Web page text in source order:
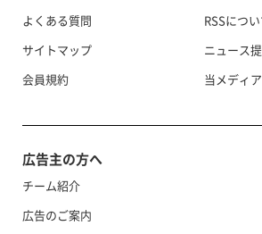
よくある質問
サイトマップ
会員規約
RSSにつ
ニュース
当メディ
広告主の方へ
チーム紹介
広告のご案内